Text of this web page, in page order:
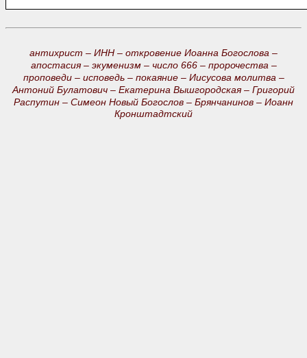
антихрист – ИНН – откровение Иоанна Богослова –
апостасия – экуменизм – число 666 – пророчества –
проповеди – исповедь – покаяние – Иисусова молитва –
Антоний Булатович – Екатерина Вышгородская – Григорий
Распутин – Симеон Новый Богослов – Брянчанинов – Иоанн
Кронштадтский